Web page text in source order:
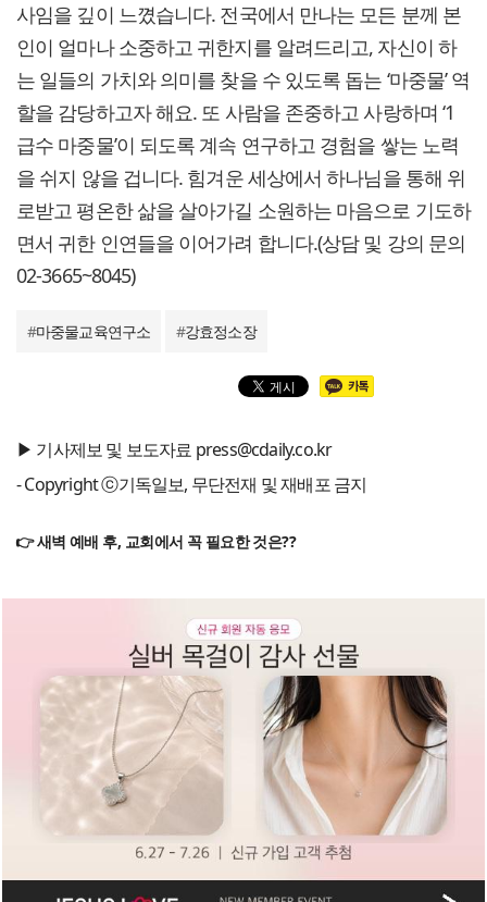
사임을 깊이 느꼈습니다. 전국에서 만나는 모든 분께 본
인이 얼마나 소중하고 귀한지를 알려드리고, 자신이 하
는 일들의 가치와 의미를 찾을 수 있도록 돕는 ‘마중물’ 역
할을 감당하고자 해요. 또 사람을 존중하고 사랑하며 ‘1
급수 마중물’이 되도록 계속 연구하고 경험을 쌓는 노력
을 쉬지 않을 겁니다. 힘겨운 세상에서 하나님을 통해 위
로받고 평온한 삶을 살아가길 소원하는 마음으로 기도하
면서 귀한 인연들을 이어가려 합니다.(상담 및 강의 문의
02-3665~8045)
#마중물교육연구소 #강효정소장
▶ 기사제보 및 보도자료 press@cdaily.co.kr
- Copyright ⓒ기독일보, 무단전재 및 재배포 금지
👉 새벽 예배 후, 교회에서 꼭 필요한 것은??